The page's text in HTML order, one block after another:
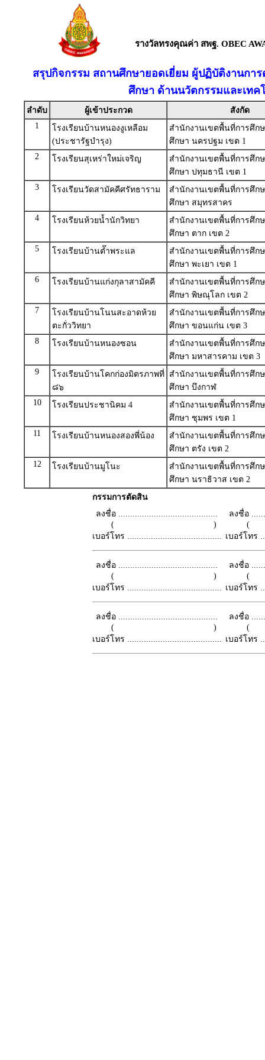
รางวัลทรงคุณค่า สพฐ. OBEC
สรุปกิจกรรม สถานศึกษายอดเยี่ยม ผู้ปฏิบัติงานกา
ศึกษา ด้านนวัตกรรมและเทค
ลำดับ ผู้เข้าประกวด
สังกัด
1
โรงเรียนบ้านหนองงูเหลือม
(ประชารัฐบำรุง)
สำนักงานเขตพื้นที่การศึก
ศึกษา นครปฐม เขต 1
2
โรงเรียนสุเหร่าใหม่เจริญ
สำนักงานเขตพื้นที่การศึก
ศึกษา ปทุมธานี เขต 1
3
โรงเรียนวัดสามัคคีศรัทธาราม
สำนักงานเขตพื้นที่การศึก
ศึกษา สมุทรสาคร
4
โรงเรียนห้วยน้ำนักวิทยา
สำนักงานเขตพื้นที่การศึก
ศึกษา ตาก เขต 2
5
โรงเรียนบ้านต๊ำพระแล
สำนักงานเขตพื้นที่การศึก
ศึกษา พะเยา เขต 1
6
โรงเรียนบ้านแก่งกุลาสามัคคี
สำนักงานเขตพื้นที่การศึก
ศึกษา พิษณุโลก เขต 2
7
โรงเรียนบ้านโนนสะอาดห้วย
ตะกั่ววิทยา
สำนักงานเขตพื้นที่การศึก
ศึกษา ขอนแก่น เขต 3
8
โรงเรียนบ้านหนองซอน
สำนักงานเขตพื้นที่การศึก
ศึกษา มหาสารคาม เขต 3
9
โรงเรียนบ้านโคกก่องมิตรภาพที่
๘๖
สำนักงานเขตพื้นที่การศึก
ศึกษา บึงกาฬ
10
โรงเรียนประชานิคม 4
สำนักงานเขตพื้นที่การศึก
ศึกษา ชุมพร เขต 1
11
โรงเรียนบ้านหนองสองพี่น้อง
สำนักงานเขตพื้นที่การศึก
ศึกษา ตรัง เขต 2
12
โรงเรียนบ้านมูโนะ
สำนักงานเขตพื้นที่การศึก
ศึกษา นราธิวาส เขต 2
กรรมการตัดสิน
ลงชื่อ ..........................................
( )
เบอร์โทร ........................................
ลงชื่อ
เบอร์โทร
ลงชื่อ ..........................................
( )
เบอร์โทร ........................................
ลงชื่อ
เบอร์โทร
ลงชื่อ ..........................................
( )
เบอร์โทร ........................................
ลงชื่อ
เบอร์โทร